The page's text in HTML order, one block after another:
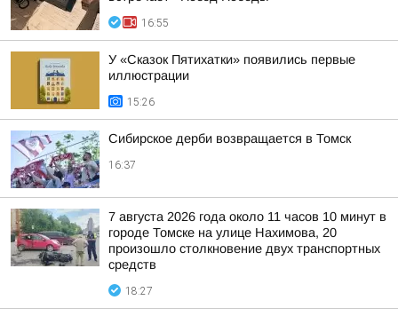
16:55
У «Сказок Пятихатки» появились первые
иллюстрации
15:26
Сибирское дерби возвращается в Томск
16:37
7 августа 2026 года около 11 часов 10 минут в
городе Томске на улице Нахимова, 20
произошло столкновение двух транспортных
средств
18:27